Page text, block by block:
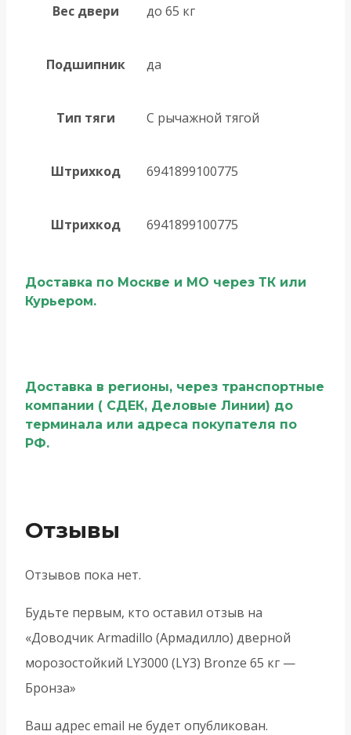
Вес двери до 65 кг
Подшипник да
Тип тяги С рычажной тягой
Штрихкод 6941899100775
Штрихкод 6941899100775
Доставка по Москве и МО через ТК или
Курьером.
Доставка в регионы, через транспортные
компании ( СДЕК, Деловые Линии) до
терминала или адреса покупателя по
РФ.
Отзывы
Отзывов пока нет.
Будьте первым, кто оставил отзыв на
«Доводчик Armadillo (Армадилло) дверной
морозостойкий LY3000 (LY3) Bronze 65 кг —
Бронза»
Ваш адрес email не будет опубликован.